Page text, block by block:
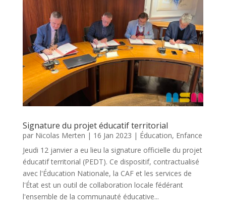
Signature du projet éducatif territorial
par Nicolas Merten | 16 Jan 2023 | Éducation, Enfance
Jeudi 12 janvier a eu lieu la signature officielle du projet
éducatif territorial (PEDT). Ce dispositif, contractualisé
avec l'Éducation Nationale, la CAF et les services de
l'État est un outil de collaboration locale fédérant
l'ensemble de la communauté éducative...